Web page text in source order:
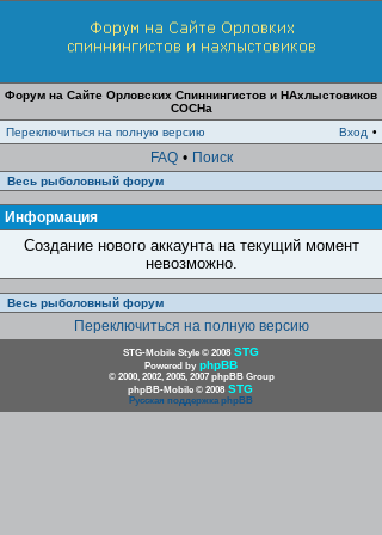
Форум на Сайте Орловских Спиннингистов и НАхлыстовиков
СОСНа
Переключиться на полную версию
Вход •
FAQ • Поиск
Весь рыболовный форум
Информация
Создание нового аккаунта на текущий момент
невозможно.
Весь рыболовный форум
Переключиться на полную версию
STG-Mobile Style © 2008 STG
Powered by phpBB
© 2000, 2002, 2005, 2007 phpBB Group
phpBB-Mobile © 2008 STG
Русская поддержка phpBB